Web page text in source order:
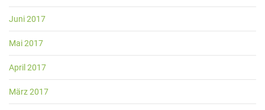
Juni 2017
Mai 2017
April 2017
März 2017